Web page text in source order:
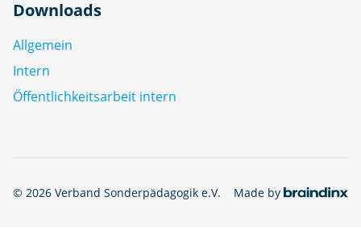
Downloads
Allgemein
Intern
Öffentlichkeitsarbeit intern
© 2026 Verband Sonderpädagogik e.V. Made by